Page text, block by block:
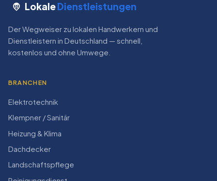
LokaleDienstleistungen
Der Wegweiser zu lokalen Handwerkern und
Dienstleistern in Deutschland — schnell,
kostenlos und ohne Umwege.
BRANCHEN
Elektrotechnik
Klempner / Sanitär
Heizung & Klima
Dachdecker
Landschaftspflege